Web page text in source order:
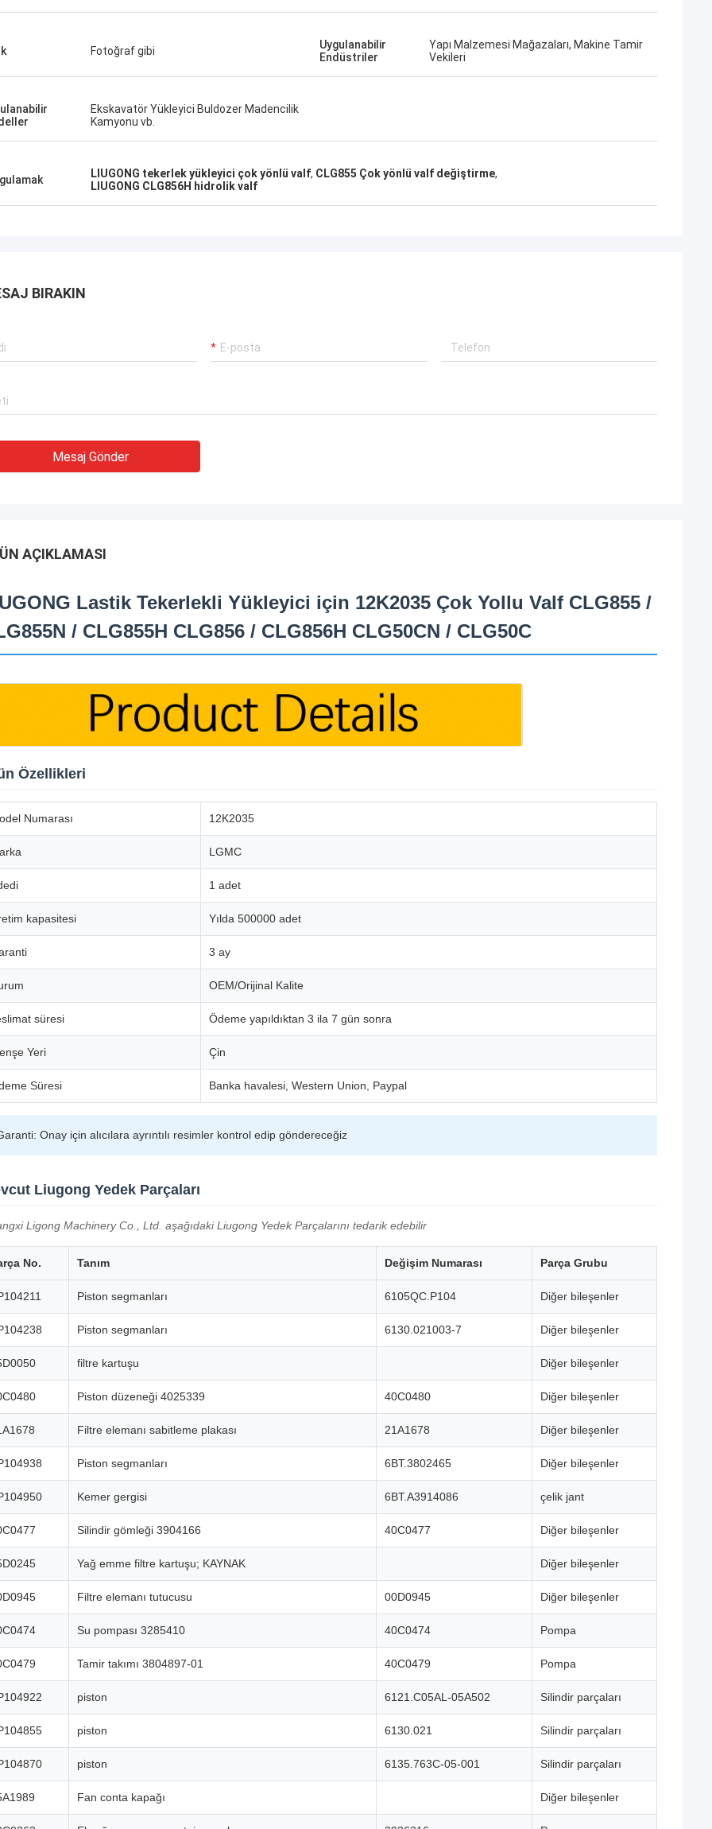
Fotoğraf gibi
Uygulanabilir
Endüstriler
Yapı Malzemesi Mağazaları, Makine Tamir
Vekileri
Ekskavatör Yükleyici Buldozer Madencilik
Kamyonu vb.
LIUGONG tekerlek yükleyici çok yönlü valf, CLG855 Çok yönlü valf değiştirme,
LIUGONG CLG856H hidrolik valf
BIRAKIN
Mesaj Gönder
AÇIKLAMASI
Lastik Tekerlekli Yükleyici için 12K2035 Çok Yollu Valf CLG855 /
/ CLG855H CLG856 / CLG856H CLG50CN / CLG50C
Özellikleri
Numarası 12K2035
LGMC
1 adet
kapasitesi Yılda 500000 adet
3 ay
OEM/Orijinal Kalite
süresi Ödeme yapıldıktan 3 ila 7 gün sonra
Yeri Çin
Süresi Banka havalesi, Western Union, Paypal
Onay için alıcılara ayrıntılı resimler kontrol edip göndereceğiz
Liugong Yedek Parçaları
Ligong Machinery Co., Ltd. aşağıdaki Liugong Yedek Parçalarını tedarik edebilir
No. Tanım Değişim Numarası Parça Grubu
Piston segmanları 6105QC.P104 Diğer bileşenler
Piston segmanları 6130.021003-7 Diğer bileşenler
filtre kartuşu Diğer bileşenler
Piston düzeneği 4025339 40C0480 Diğer bileşenler
Filtre elemanı sabitleme plakası 21A1678 Diğer bileşenler
Piston segmanları 6BT.3802465 Diğer bileşenler
Kemer gergisi 6BT.A3914086 çelik jant
Silindir gömleği 3904166 40C0477 Diğer bileşenler
Yağ emme filtre kartuşu; KAYNAK Diğer bileşenler
Filtre elemanı tutucusu 00D0945 Diğer bileşenler
Su pompası 3285410 40C0474 Pompa
Tamir takımı 3804897-01 40C0479 Pompa
piston 6121.C05AL-05A502 Silindir parçaları
piston 6130.021 Silindir parçaları
piston 6135.763C-05-001 Silindir parçaları
Fan conta kapağı Diğer bileşenler